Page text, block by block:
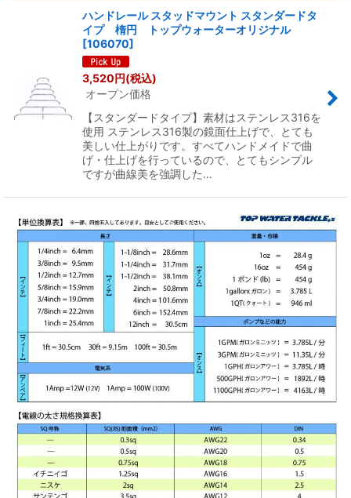
ハンドレール スタッドマウント スタンダードタ
イプ 楕円 トップウォーターオリジナル
[106070]
3,520円(税込)
オープン価格
【スタンダードタイプ】素材はステンレス316を
使用 ステンレス316製の鏡面仕上げで、とても
美しい仕上がりです。すべてハンドメイドで曲
げ・仕上げを行っているので、とてもシンプル
ですが曲線美を強調した…